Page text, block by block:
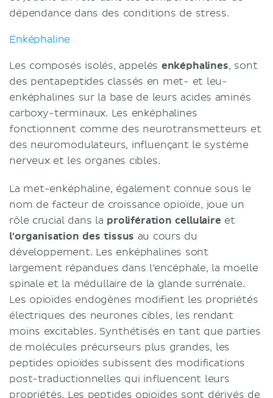
dépendance dans des conditions de stress.
Enképhaline
Les composés isolés, appelés enképhalines, sont
des pentapeptides classés en met- et leu-
enképhalines sur la base de leurs acides aminés
carboxy-terminaux. Les enképhalines
fonctionnent comme des neurotransmetteurs et
des neuromodulateurs, influençant le système
nerveux et les organes cibles.
La met-enképhaline, également connue sous le
nom de facteur de croissance opioïde, joue un
rôle crucial dans la prolifération cellulaire et
l'organisation des tissus au cours du
développement. Les enképhalines sont
largement répandues dans l’encéphale, la moelle
spinale et la médullaire de la glande surrénale.
Les opioïdes endogènes modifient les propriétés
électriques des neurones cibles, les rendant
moins excitables. Synthétisés en tant que parties
de molécules précurseurs plus grandes, les
peptides opioïdes subissent des modifications
post-traductionnelles qui influencent leurs
propriétés. Les peptides opioïdes sont dérivés de